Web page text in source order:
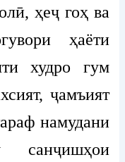
ҳеҷ гоҳ ва
ҳаёти
худро гум
ҷамъият
намудани
санҷишҳои